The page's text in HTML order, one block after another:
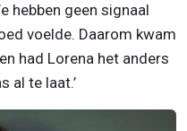
hebben geen signaal
voelde. Daarom kwam
had Lorena het anders
al te laat.’